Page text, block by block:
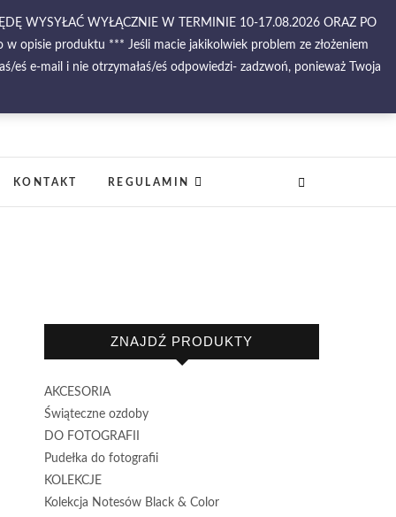
WYSYŁAĆ WYŁĄCZNIE W TERMINIE 10-17.08.2026 ORAZ PO
opisie produktu *** Jeśli macie jakikolwiek problem ze złożeniem
e-mail i nie otrzymałaś/eś odpowiedzi- zadzwoń, ponieważ Twoja
KONTAKT REGULAMIN
ZNAJDŹ PRODUKTY
AKCESORIA
Świąteczne ozdoby
DO FOTOGRAFII
Pudełka do fotografii
KOLEKCJE
Kolekcja Notesów Black & Color